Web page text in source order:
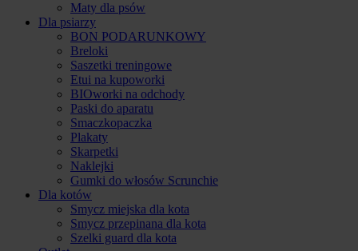
Maty dla psów
Dla psiarzy
BON PODARUNKOWY
Breloki
Saszetki treningowe
Etui na kupoworki
BIOworki na odchody
Paski do aparatu
Smaczkopaczka
Plakaty
Skarpetki
Naklejki
Gumki do włosów Scrunchie
Dla kotów
Smycz miejska dla kota
Smycz przepinana dla kota
Szelki guard dla kota